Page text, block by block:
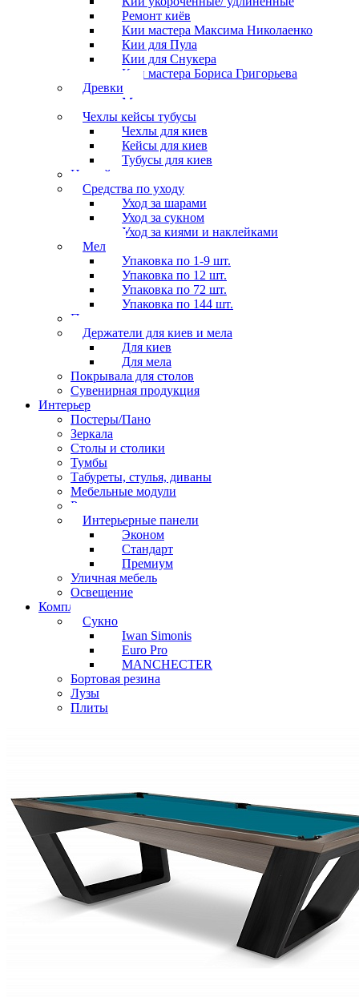
Ремонт киёв
Кии мастера Максима Николаенко
Кии для Пула
Кии для Снукера
Кии мастера Бориса Григорьева
Древки
Мосты для киев
Чехлы кейсы тубусы
Чехлы для киев
Кейсы для киев
Тубусы для киев
Наклейки
Средства по уходу
Уход за шарами
Уход за сукном
Уход за киями и наклейками
Мел
Упаковка по 1-9 шт.
Упаковка по 12 шт.
Упаковка по 72 шт.
Упаковка по 144 шт.
Перчатки
Держатели для киев и мела
Для киев
Для мела
Покрывала для столов
Сувенирная продукция
Интерьер
Постеры/Пано
Зеркала
Столы и столики
Тумбы
Табуреты, стулья, диваны
Мебельные модули
Рамы под картины
Интерьерные панели
Эконом
Стандарт
Премиум
Уличная мебель
Освещение
Комплектующие
Сукно
Iwan Simonis
Euro Pro
MANCHECTER
Бортовая резина
Лузы
Плиты